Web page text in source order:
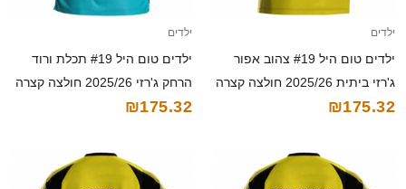
ילדים
ילדים טום היל #19 צהוב אפור
ג'רזי ביתית 2025/26 חולצה קצרה
₪175.32
ילדים
ילדים טום היל #19 תכלת ורוד
הרחק ג'רזי 2025/26 חולצה קצרה
₪175.32